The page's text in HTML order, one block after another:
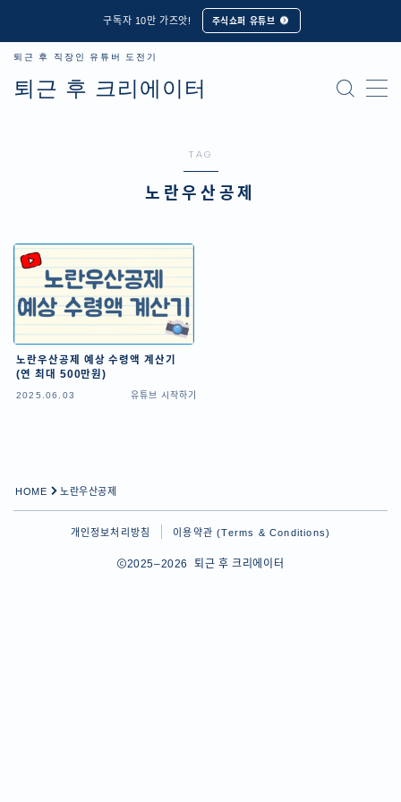
구독자 10만 가즈앗! 주식쇼퍼 유튜브
퇴근 후 크리에이터
퇴근 후 직장인 유튜버 도전기
MENU
직장인 크리에이터
TAG
노란우산공제
노란우산공제 예상 수령액 계산기
(연 최대 500만원)
2025.06.03 유튜브 시작하기
HOME 노란우산공제
개인정보처리방침 이용약관 (Terms & Conditions)
2025–2026 퇴근 후 크리에이터